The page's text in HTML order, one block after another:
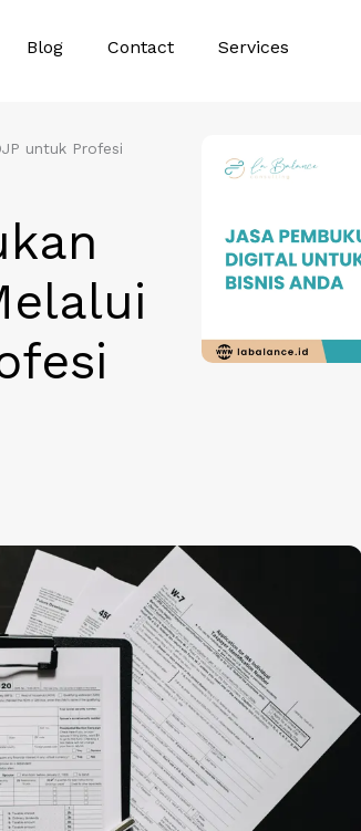
Blog Contact Services
untuk Profesi